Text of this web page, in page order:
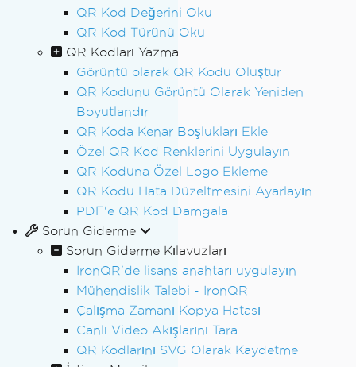
QR Kod Değerini Oku
QR Kod Türünü Oku
QR Kodları Yazma
Görüntü olarak QR Kodu Oluştur
QR Kodunu Görüntü Olarak Yeniden
Boyutlandır
QR Koda Kenar Boşlukları Ekle
Özel QR Kod Renklerini Uygulayın
QR Koduna Özel Logo Ekleme
QR Kodu Hata Düzeltmesini Ayarlayın
PDF'e QR Kod Damgala
Sorun Giderme
Sorun Giderme Kılavuzları
IronQR'de lisans anahtarı uygulayın
Mühendislik Talebi - IronQR
Çalışma Zamanı Kopya Hatası
Canlı Video Akışlarını Tara
QR Kodlarını SVG Olarak Kaydetme